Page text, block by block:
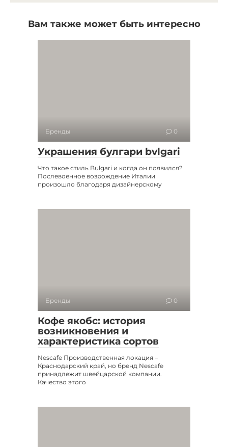
Вам также может быть интересно
Бренды 0
Украшения булгари bvlgari
Что такое стиль Bulgari и когда он появился?
Послевоенное возрождение Италии
произошло благодаря дизайнерскому
Бренды 0
Кофе якобс: история
возникновения и
характеристика сортов
Nescafe Производственная локация –
Краснодарский край, но бренд Nescafe
принадлежит швейцарской компании.
Качество этого